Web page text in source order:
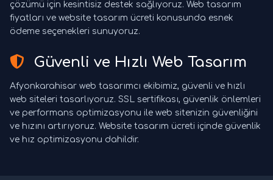
çözümü için kesintisiz destek sağlıyoruz. Web tasarım
fiyatları ve website tasarım ücreti konusunda esnek
ödeme seçenekleri sunuyoruz.
Güvenli ve Hızlı Web Tasarım
Afyonkarahisar web tasarımcı ekibimiz, güvenli ve hızlı
web siteleri tasarlıyoruz. SSL sertifikası, güvenlik önlemleri
ve performans optimizasyonu ile web sitenizin güvenliğini
ve hızını artırıyoruz. Website tasarım ücreti içinde güvenlik
ve hız optimizasyonu dahildir.